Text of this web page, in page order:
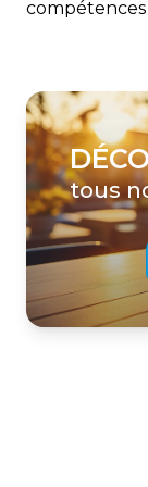
tous
compétences